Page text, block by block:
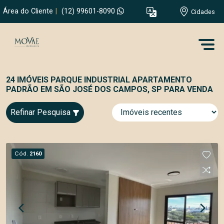
Área do Cliente (12) 99601-8090 Cidades
24 IMÓVEIS PARQUE INDUSTRIAL APARTAMENTO
PADRÃO EM SÃO JOSÉ DOS CAMPOS, SP PARA VENDA
Refinar Pesquisa
Cód. 2160